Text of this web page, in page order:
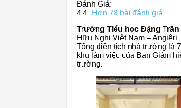
Đánh Giá:
4,4
Hơn 78 bài đánh giá
Trường Tiểu học Đặng Trần
Hữu Nghị Việt Nam –
Tổng diện tích nhà trường là
khu làm việc của Ban Giám
trường.